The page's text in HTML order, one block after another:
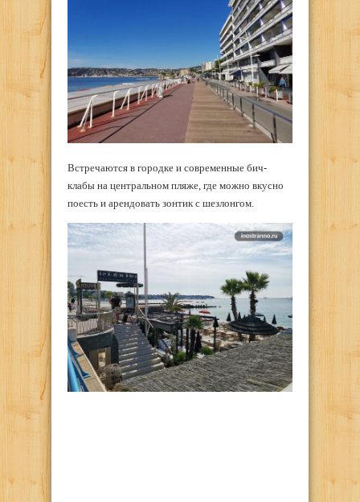
Встречаются в городке и современные бич-
клабы на центральном пляже, где можно вкусно
поесть и арендовать зонтик с шезлонгом.